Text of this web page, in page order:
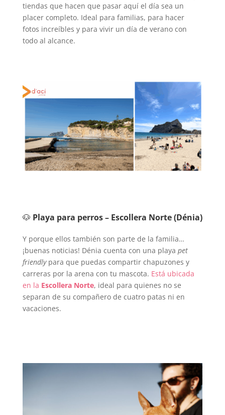
tiendas que hacen que pasar aquí el día sea un
placer completo. Ideal para familias, para hacer
fotos increíbles y para vivir un día de verano con
todo al alcance.
🐶 Playa para perros – Escollera Norte (Dénia)
Y porque ellos también son parte de la familia…
¡buenas noticias! Dénia cuenta con una playa pet
friendlypara que puedas compartir chapuzones y
carreras por la arena con tu mascota. Está ubicada
en la Escollera Norte, ideal para quienes no se
separan de su compañero de cuatro patas ni en
vacaciones.